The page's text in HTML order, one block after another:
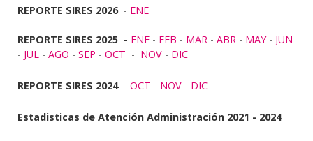
REPORTE SIRES 2026 - ENE
REPORTE SIRES 2025 - ENE - FEB - MAR - ABR - MAY- JUN
- JUL - AGO - SEP - OCT - NOV - DIC
REPORTE SIRES 2024- OCT - NOV - DIC
Estadisticas de Atención Administración 2021 - 2024